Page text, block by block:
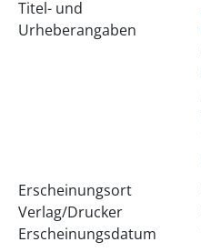
Titel- und
Urheberangaben
Erscheinungsort
Verlag/Drucker
Erscheinungsdatum